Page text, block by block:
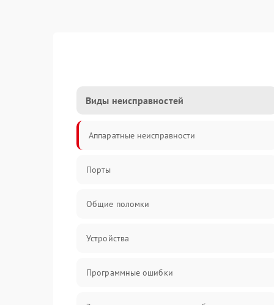
Виды неисправностей
Аппаратные неисправности
Порты
Общие поломки
Устройства
Программные ошибки